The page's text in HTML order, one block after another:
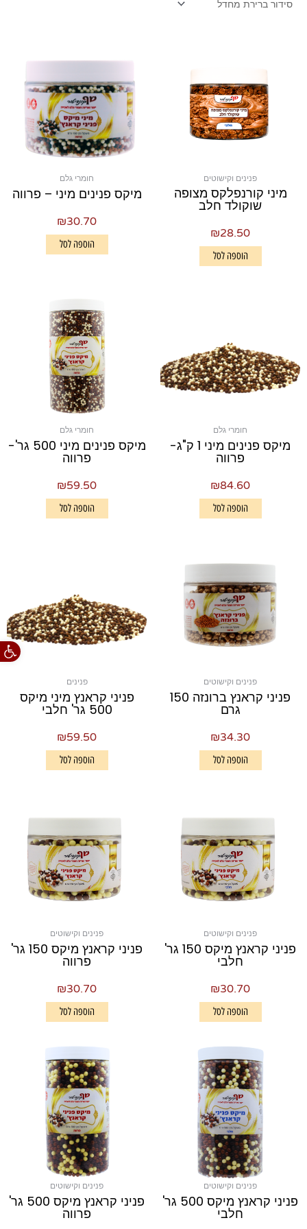
פתח
פנינים וקישוטים
מיני קורנפלקס מצופה
שוקולד חלב
₪28.50
הוספה לסל
חומרי גלם
מיקס פנינים מיני – פרווה
₪30.70
הוספה לסל
חומרי גלם
מיקס פנינים מיני 1 ק"ג-
פרווה
₪84.60
הוספה לסל
חומרי גלם
מיקס פנינים מיני 500 גר'-
פרווה
₪59.50
הוספה לסל
פנינים וקישוטים
פניני קראנץ ברונזה 150
גרם
₪34.30
הוספה לסל
פנינים
פניני קראנץ מיני מיקס
500 גר' חלבי
₪59.50
הוספה לסל
פנינים וקישוטים
פניני קראנץ מיקס 150 גר'
חלבי
₪30.70
הוספה לסל
פנינים וקישוטים
פניני קראנץ מיקס 150 גר'
פרווה
₪30.70
הוספה לסל
פנינים וקישוטים
פניני קראנץ מיקס 500 גר'
חלבי
פנינים וקישוטים
פניני קראנץ מיקס 500 גר'
פרווה